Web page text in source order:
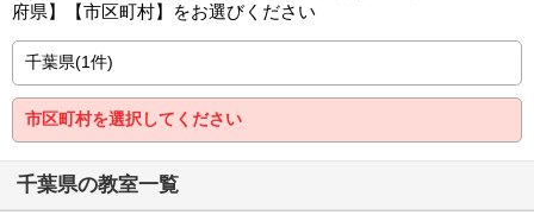
府県】【市区町村】をお選びください
千葉県の教室一覧